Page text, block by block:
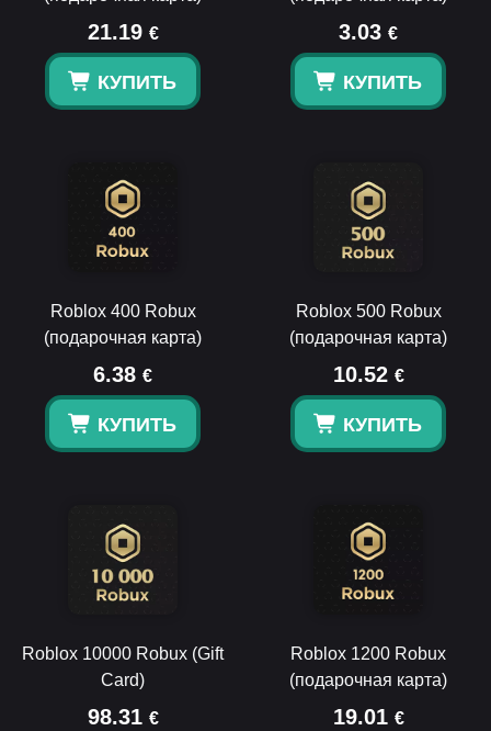
21.19 €
КУПИТЬ
3.03 €
КУПИТЬ
Roblox 400 Robux
(подарочная карта)
6.38 €
КУПИТЬ
Roblox 500 Robux
(подарочная карта)
10.52 €
КУПИТЬ
Roblox 10000 Robux (Gift
Card)
98.31 €
Roblox 1200 Robux
(подарочная карта)
19.01 €